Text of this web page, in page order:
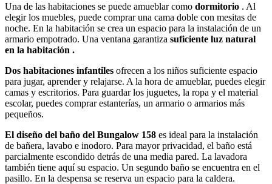
Una de las habitaciones se puede amueblar como dormitorio . Al
elegir los muebles, puede comprar una cama doble con mesitas de
noche. En la habitación se crea un espacio para la instalación de un
armario empotrado. Una ventana garantiza suficiente luz natural
en la habitación .
Dos habitaciones infantiles ofrecen a los niños suficiente espacio
para jugar, aprender y relajarse. A la hora de amueblar, puedes elegir
camas y escritorios. Para guardar los juguetes, la ropa y el material
escolar, puedes comprar estanterías, un armario o armarios más
pequeños.
El diseño del baño del Bungalow 158 es ideal para la instalación
de bañera, lavabo e inodoro. Para mayor privacidad, el baño está
parcialmente escondido detrás de una media pared. La lavadora
también tiene aquí su espacio. Un segundo baño se encuentra en el
pasillo. En la despensa se reserva un espacio para la caldera.